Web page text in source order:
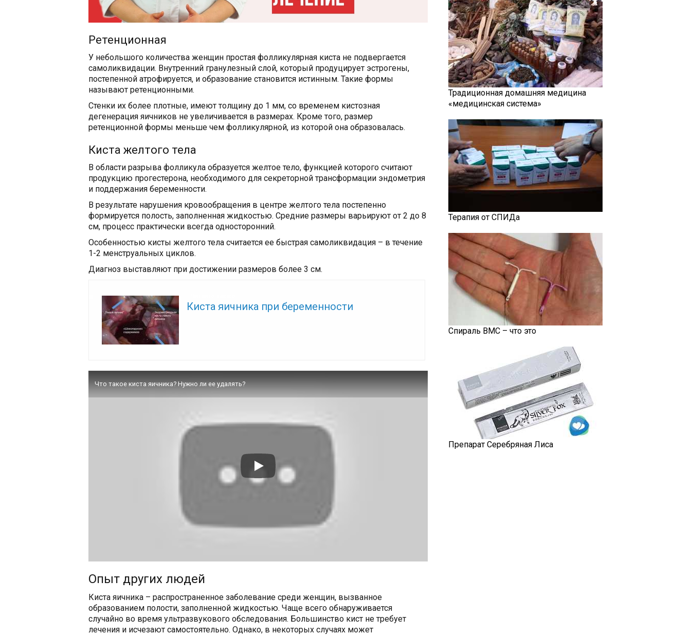
Ретенционная
У небольшого количества женщин простая фолликулярная киста не подвергается
самоликвидации. Внутренний гранулезный слой, который продуцирует эстрогены,
постепенной атрофируется, и образование становится истинным. Такие формы
называют ретенционными.
Стенки их более плотные, имеют толщину до 1 мм, со временем кистозная
дегенерация яичников не увеличивается в размерах. Кроме того, размер
ретенционной формы меньше чем фолликулярной, из которой она образовалась.
Киста желтого тела
В области разрыва фолликула образуется желтое тело, функцией которого считают
продукцию прогестерона, необходимого для секреторной трансформации эндометрия
и поддержания беременности.
В результате нарушения кровообращения в центре желтого тела постепенно
формируется полость, заполненная жидкостью. Средние размеры варьируют от 2 до 8
см, процесс практически всегда односторонний.
Особенностью кисты желтого тела считается ее быстрая самоликвидация – в течение
1-2 менструальных циклов.
Диагноз выставляют при достижении размеров более 3 см.
Киста яичника при беременности
Что такое киста яичника? Нужно ли ее удалять?
Опыт других людей
Киста яичника – распространенное заболевание среди женщин, вызванное
образованием полости, заполненной жидкостью. Чаще всего обнаруживается
случайно во время ультразвукового обследования. Большинство кист не требует
лечения и исчезают самостоятельно. Однако, в некоторых случаях может
Традиционная домашняя медицина
«медицинская система»
Терапия от СПИДа
Спираль ВМС – что это
Препарат Серебряная Лиса